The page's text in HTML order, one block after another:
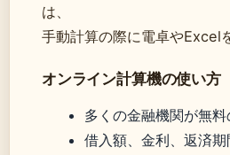
は、
手動計算の際に電卓やExcel
オンライン計算機の使い方
多くの金融機関が無
借入額、金利、返済